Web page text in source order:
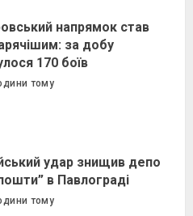
напрямок став
за добу
170 боїв
тому
удар знищив депо
в Павлограді
тому